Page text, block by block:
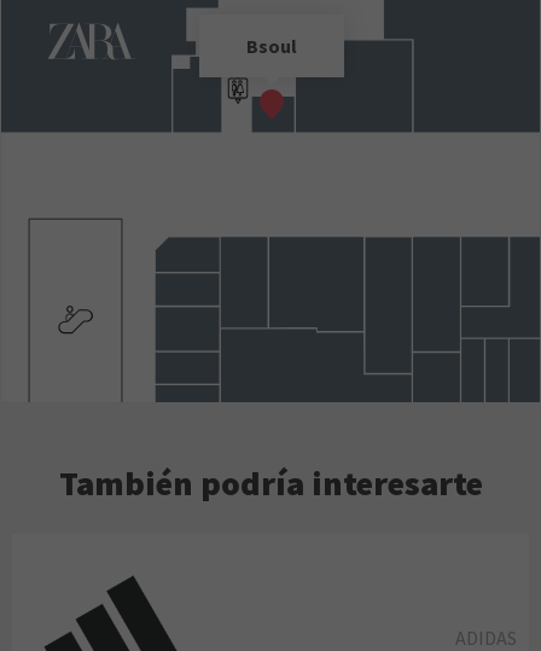
Bsoul
También podría interesarte
ADIDAS